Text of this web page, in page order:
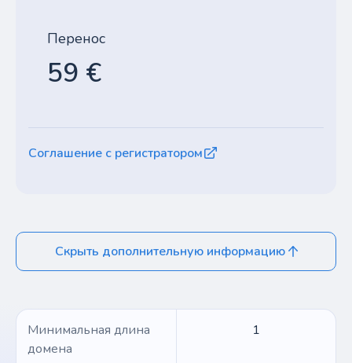
Перенос
59 €
Соглашение с регистратором
Скрыть дополнительную информацию
Минимальная длина
домена
1